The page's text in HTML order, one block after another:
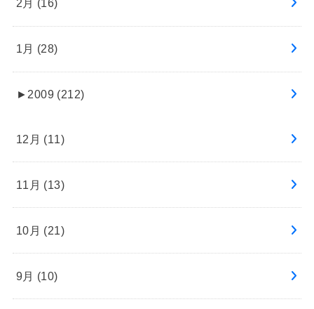
2月 (16)
1月 (28)
► 2009 (212)
12月 (11)
11月 (13)
10月 (21)
9月 (10)